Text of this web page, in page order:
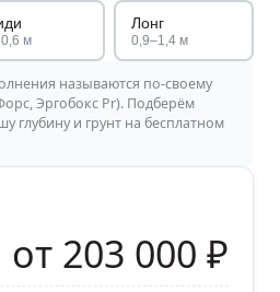
м
Лонг
0,9–1,4 м
называются по-своему
Эргобокс Pr). Подберём
глубину и грунт на бесплатном
от 203 000 ₽